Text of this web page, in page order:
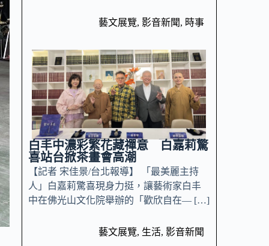
藝文展覽, 影音新聞, 時事
白丰中濃彩繁花藏禪意 白嘉莉驚
喜站台掀茶畫會高潮
【記者 宋佳景/台北報導】 「最美麗主持
人」白嘉莉驚喜現身力挺，讓藝術家白丰
中在佛光山文化院舉辦的「歡欣自在— […]
藝文展覽, 生活, 影音新聞